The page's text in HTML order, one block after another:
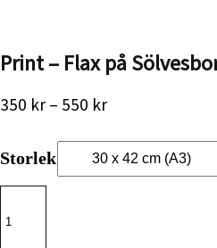
Print – Flax på
350 kr – 550 krPrisintervall:
till
550 kr
Storlek
Flax